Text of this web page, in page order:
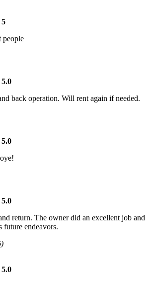
5
people
5.0
back operation. Will rent again if needed.
5.0
5.0
return. The owner did an excellent job and
endeavors.
5.0